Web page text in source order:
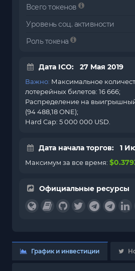
Всего токенов
Уровень соц. активности
Роль токена
Дата ICO: 27 Мая 2019
Важно: Максимальное
лотерейных билетов: 16 666;
Распределение на
(94 488,18 ONE);
Hard Cap: 5 000 000 USD.
Дата начала торгов: 1
Максимум за все время:
Официальные ресурсы
График и инвестиции